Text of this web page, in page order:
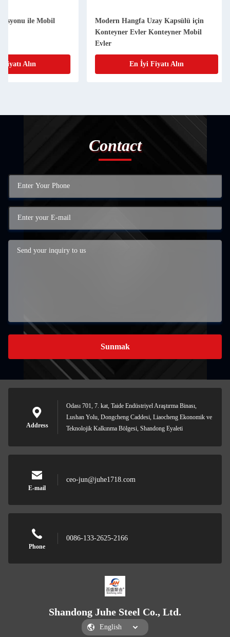
Modern Hangfa Uzay Kapsülü için
Konteyner Evler Konteyner Mobil
Villa Konteyner
Cam Mobil Uzay
Contact
Sunmak
Address
Odası 701, 7. kat, Taide Endüstriyel Araştırma Binası,
Lushan Yolu, Dongcheng Caddesi, Liaocheng Ekonomik ve
Teknolojik Kalkınma Bölgesi, Shandong Eyaleti
E-mail
ceo-jun@juhe1718.com
Phone
0086-133-2625-2166
Shandong Juhe Steel Co., Ltd.